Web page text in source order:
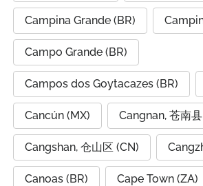
Campina Grande (BR)
Campo Grande (BR)
Campos dos Goytacazes (BR)
Cancún (MX) Cangnan, 苍南
Cangshan, 仓山区 (CN)
Canoas (BR) Cape Town (ZA)